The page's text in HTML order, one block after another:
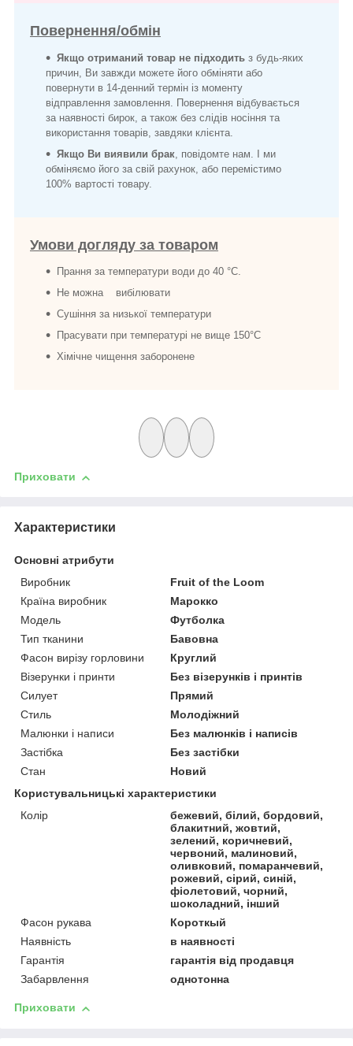
Повернення/обмін
Якщо отриманий товар не підходить з будь-яких
причин, Ви завжди можете його обміняти або
повернути в 14-денний термін із моменту
відправлення замовлення. Повернення відбувається
за наявності бирок, а також без слідів носіння та
використання товарів, завдяки клієнта.
Якщо Ви виявили брак , повідомте нам. І ми
обміняємо його за свій рахунок, або перемістимо
100% вартості товару.
Умови догляду за товаром
Прання за температури води до 40 °C.
Не можна вибілювати
Сушіння за низької температури
Прасувати при температурі не вище 150°C
Хімічне чищення заборонене
Приховати
Характеристики
Основні атрибути
Виробник
Fruit of the Loom
Країна виробник
Марокко
Модель
Футболка
Тип тканини
Бавовна
Фасон вирізу горловини
Круглий
Візерунки і принти
Без візерунків і принтів
Силует
Прямий
Стиль
Молодіжний
Малюнки і написи
Без малюнків і написів
Застібка
Без застібки
Стан
Новий
Користувальницькі характеристики
Колір
бежевий, білий, бордовий,
блакитний, жовтий,
зелений, коричневий,
червоний, малиновий,
оливковий, помаранчевий,
рожевий, сірий, синій,
фіолетовий, чорний,
шоколадний, інший
Фасон рукава
Короткый
Наявність
в наявності
Гарантія
гарантія від продавця
Забарвлення
однотонна
Приховати